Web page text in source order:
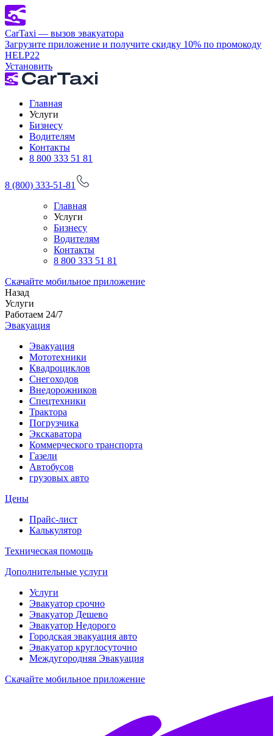
CarTaxi — вызов эвакуатора
Загрузите приложение и получите скидку 10% по промокоду
HELP22
Установить
Главная
Услуги
Бизнесу
Водителям
Контакты
8 800 333 51 81
8 (800) 333-51-81
Главная
Услуги
Бизнесу
Водителям
Контакты
8 800 333 51 81
Скачайте мобильное приложение
Назад
Услуги
Работаем 24/7
Эвакуация
Эвакуация
Мототехники
Квадроциклов
Снегоходов
Внедорожников
Спецтехники
Трактора
Погрузчика
Экскаватора
Коммерческого транспорта
Газели
Автобусов
грузовых авто
Цены
Прайс-лист
Калькулятор
Техническая помощь
Дополнительные услуги
Услуги
Эвакуатор срочно
Эвакуатор Дешево
Эвакуатор Недорого
Городская эвакуация авто
Эвакуатор круглосуточно
Междугородняя Эвакуация
Скачайте мобильное приложение